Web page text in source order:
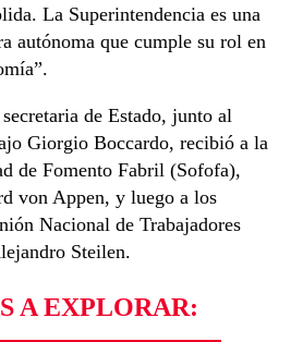
La Superintendencia es una
autónoma que cumple su rol en
de Estado, junto al
Giorgio Boccardo, recibió a la
de Fomento Fabril (Sofofa),
von Appen, y luego a los
Nacional de Trabajadores
Steilen.
A EXPLORAR: